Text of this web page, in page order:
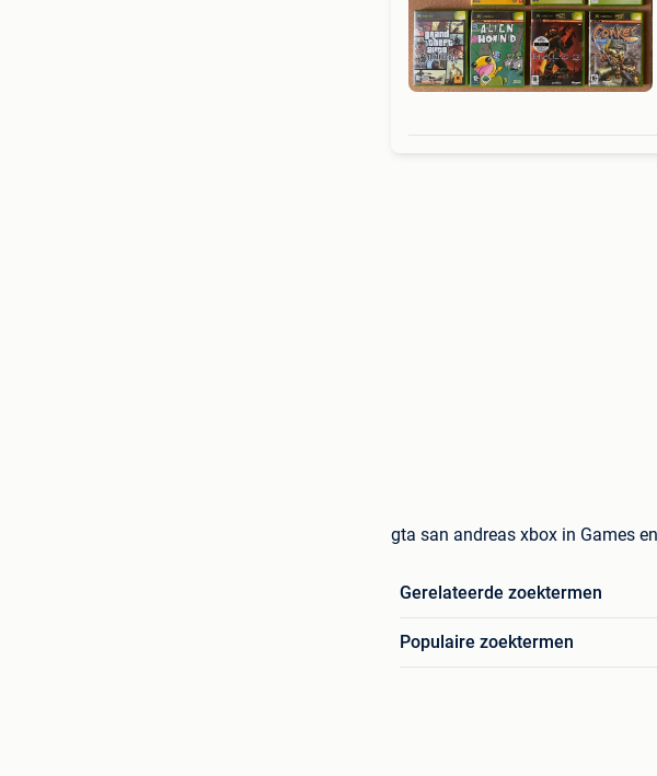
gta san andreas xbox in Games
Gerelateerde zoektermen
Populaire zoektermen